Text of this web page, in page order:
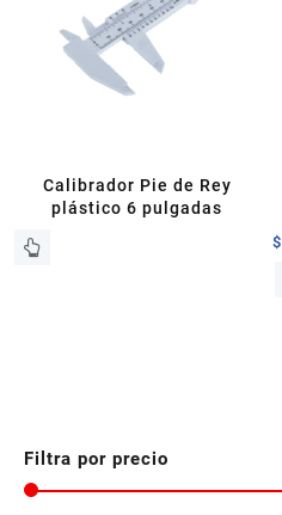
Calibrador Pie de Rey
plástico 6 pulgadas
$
Filtra por precio